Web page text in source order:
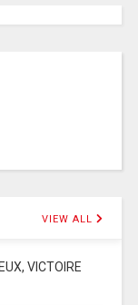
VIEW ALL
VICTOIRE